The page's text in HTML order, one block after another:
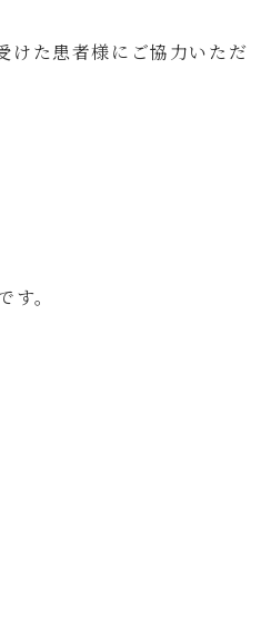
けた患者様にご協力いただ
。